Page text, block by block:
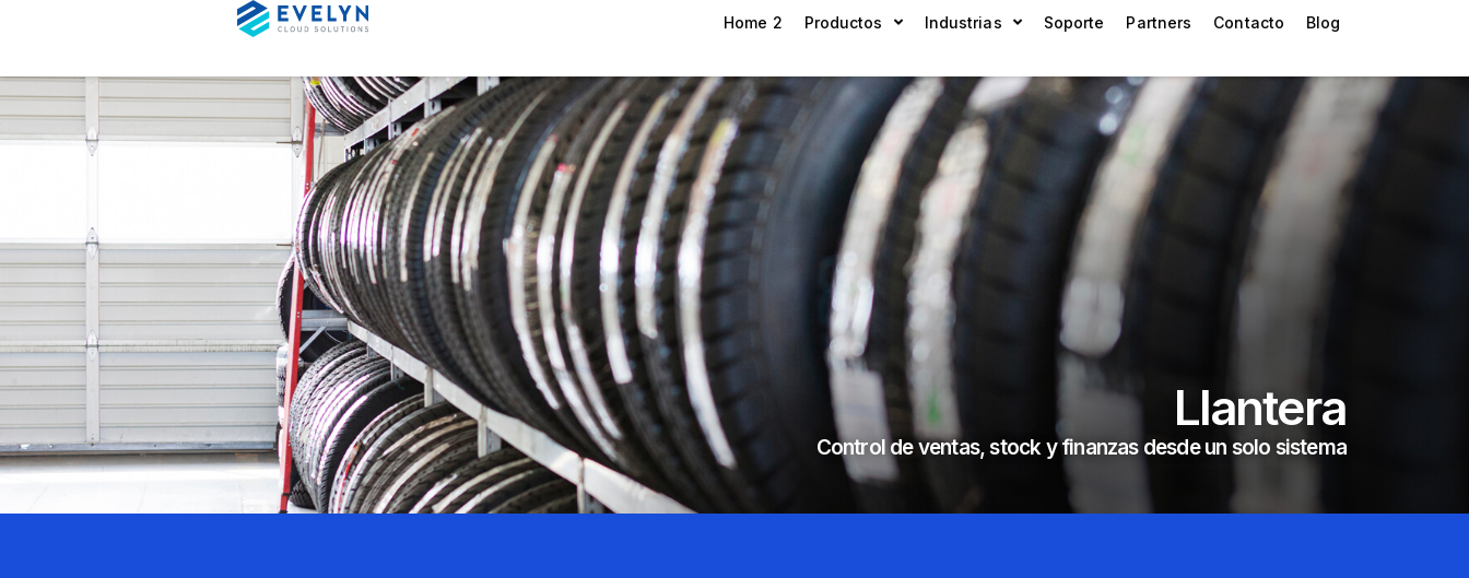
Home 2 Productos Industrias Soporte Partners Contacto Blog
Llantera
Control de ventas, stock y finanzas desde un solo sistema